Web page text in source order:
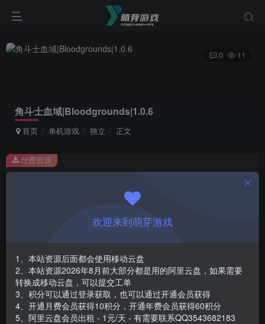
角斗士血域|Bloodgrounds|1.0.6
首页 单机游戏 独立 正文
0 11
此内容为付费资源，请付费后查看
￥1
免费
登录购买
安装包大小
游戏本体大小
431.3 MB
付费资源
欢迎来到萌芽游戏
1、本站资源后面都会使用移动云盘
2、本站资源2026年8月前大部分都是用的阿里云盘，如果需要
转换成移动云盘，可以提交工单
3、积分可以通过登录获取，也可以通过开通会员获得
4、开通月费会员获得10积分，开通年费会员获得60积分
5、阿里云盘会员出租 - 1元/天 - 有需要联系QQ3543682183